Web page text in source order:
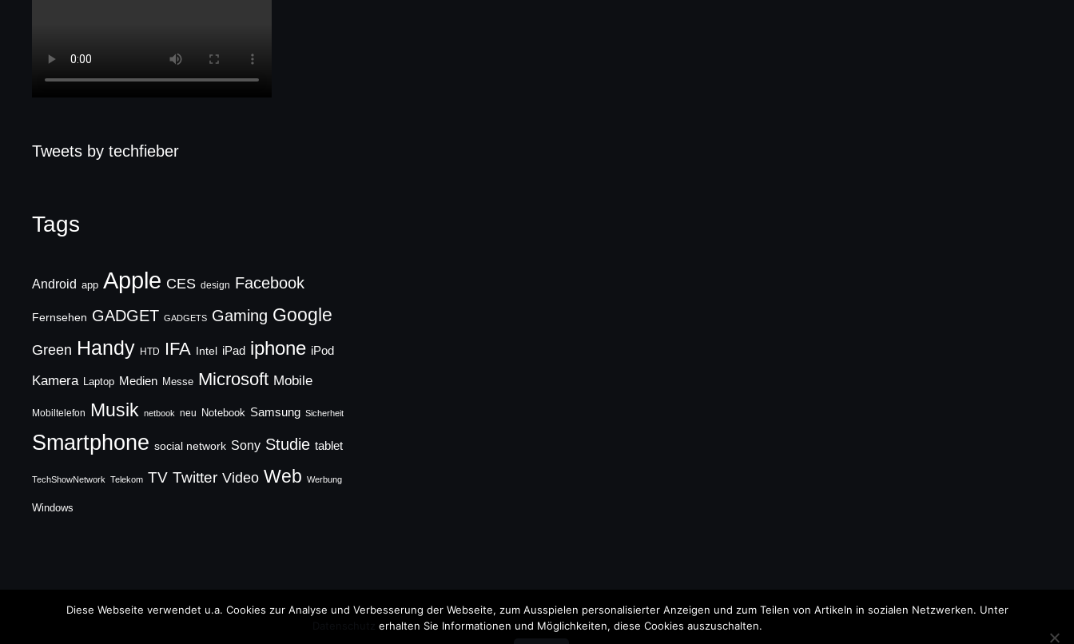
Tweets by techfieber
Tags
Android app Apple CES design Facebook
Fernsehen GADGET GADGETS Gaming Google
Green Handy HTD IFA Intel iPad iphone iPod
Kamera Laptop Medien Messe Microsoft Mobile
Mobiltelefon Musik netbook neu Notebook Samsung Sicherheit
Smartphone social network Sony Studie tablet
TechShowNetwork Telekom TV Twitter Video Web Werbung
Windows
Copyright © 2026 TechFieber Blog
Diese Webseite verwendet u.a. Cookies zur Analyse und Verbesserung der Webseite, zum Ausspielen personalisierter Anzeigen und zum Teilen von Artikeln in sozialen Netzwerken. Unter
erhalten Sie Informationen und Möglichkeiten, diese Cookies auszuschalten.